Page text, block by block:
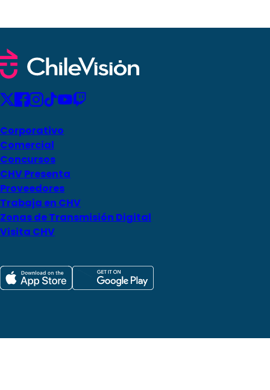
Corporativo
Comercial
Concursos
CHV Presenta
Proveedores
Trabaja en CHV
Zonas de Transmisión Digital
Visita CHV